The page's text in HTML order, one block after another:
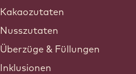
Kakaozutaten
Nusszutaten
Überzüge & Füllungen
Inklusionen